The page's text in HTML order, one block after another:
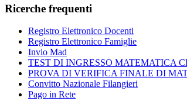
Ricerche frequenti
Registro Elettronico Docenti
Registro Elettronico Famiglie
Invio Mad
TEST DI INGRESSO MATEMATICA
PROVA DI VERIFICA FINALE DI
Convitto Nazionale Filangieri
Pago in Rete